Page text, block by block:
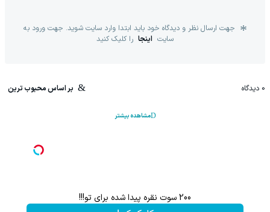
جهت ارسال نظر و دیدگاه خود باید ابتدا وارد سایت شوید. جهت ورود به
سایت اینجا را کلیک کنید
0 دیدگاه بر اساس محبوب ترین
مشاهده بیشتر
200 سوت نقره پیدا شده برای تو!!!